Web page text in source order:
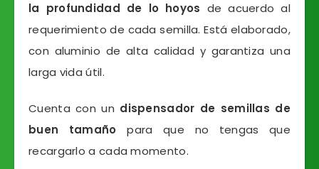
la profundidad de lo hoyos de acuerdo al
requerimiento de cada semilla. Está elaborado,
con aluminio de alta calidad y garantiza una
larga vida útil.
Cuenta con un dispensador de semillas de
buen tamaño para que no tengas que
recargarlo a cada momento.